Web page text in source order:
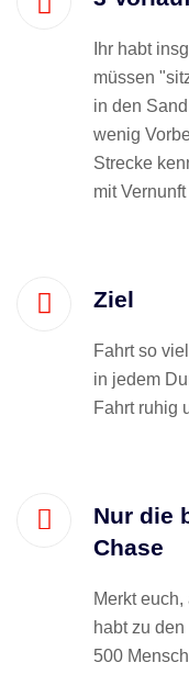
Ihr habt
müssen
in den
wenig
Strecke
mit
Ziel
Fahrt so
in jedem
Fahrt ruhig
Nur die
Chase
Merkt
habt zu
500